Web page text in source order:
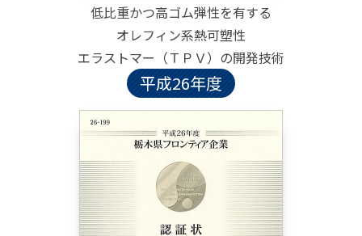
低比重かつ高ゴム弾性を有する
オレフィン系熱可塑性
エラストマー（ＴＰＶ）の開発技術
平成26年度